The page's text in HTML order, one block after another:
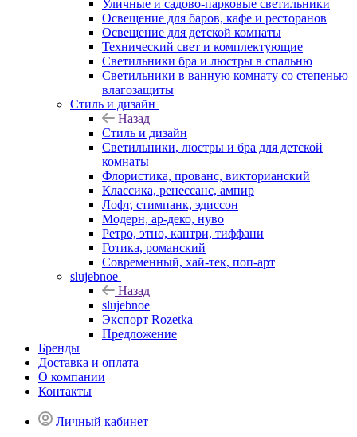
Уличные и садово-парковые светильники
Освещение для баров, кафе и ресторанов
Освещение для детской комнаты
Технический свет и комплектующие
Светильники бра и люстры в спальню
Светильники в ванную комнату со степенью
влагозащиты
Стиль и дизайн
Назад
Стиль и дизайн
Светильники, люстры и бра для детской
комнаты
Флористика, прованс, викторианский
Классика, ренессанс, ампир
Лофт, стимпанк, эдиссон
Модерн, ар-деко, нуво
Ретро, этно, кантри, тиффани
Готика, романский
Современный, хай-тек, поп-арт
slujebnoe
Назад
slujebnoe
Экспорт Rozetka
Предложение
Бренды
Доставка и оплата
О компании
Контакты
Личный кабинет